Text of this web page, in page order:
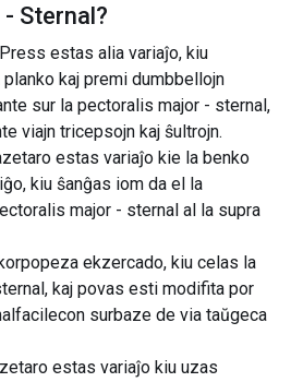
Sternal?
estas alia variaĵo, kiu
kaj premi dumbbellojn
sur la pectoralis major - sternal,
viajn tricepsojn kaj ŝultrojn.
estas variaĵo kie la benko
kiu ŝanĝas iom da el la
major - sternal al la supra
ekzercado, kiu celas la
kaj povas esti modifita por
surbaze de via taŭgeca
estas variaĵo kiu uzas